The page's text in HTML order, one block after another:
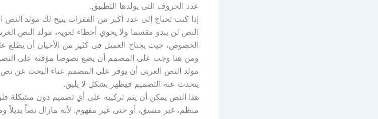
عدد الحروف التى يولدها التطبيق.
إذا كنت تحتاج إلى عدد أكبر من الفقرات يتيح لك مولد النص
النص لن يبدو مقسما ولا يحوي أخطاء لغوية، مولد النص
الخصوص، حيث يحتاج العميل فى كثير من الأحيان أن يطلع
ومن هنا وجب على المصمم أن يضع نصوصا مؤقتة على
مولد النص العربى أن يوفر على المصمم عناء البحث عن نص
يتحدث عنه التصميم فيظهر بشكل لا يليق.
هذا النص يمكن أن يتم تركيبه على أي تصميم دون مشكلة
منظم، غير منسق، أو حتى غير مفهوم. لأنه مازال نصاً بديلاً